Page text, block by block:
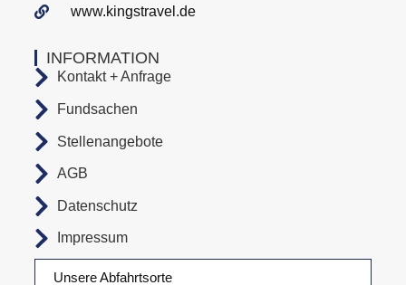
Unsere Abfahrtsorte
INFORMATION
Kontakt + Anfrage
Fundsachen
Stellenangebote
AGB
Datenschutz
Impressum
www.kingstravel.de